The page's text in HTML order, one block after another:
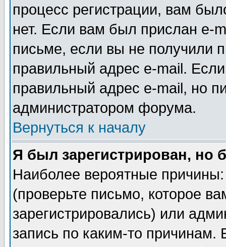
процесс регистрации, вам
нет. Если вам был прислан e-
письме, если вы не получили
правильный адрес e-mail.
правильный адрес e-mail, но
администратором форума.
Вернуться к началу
Я был зарегистрирован, но
Наиболее вероятные
(проверьте письмо, которое
зарегистрировались) или
запись по каким-то